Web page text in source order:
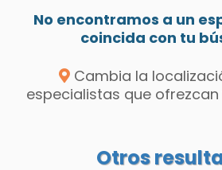
No encontramos a un
coincida con tu
Cambia la
especialistas que
Otros